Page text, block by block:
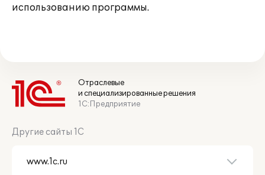
использованию программы.
Отраслевые
и специализированные решения
1С:Предприятие
Другие сайты 1С